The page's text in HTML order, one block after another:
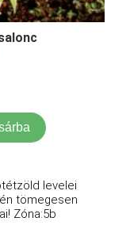
levelei
tömegesen
Zóna:5b